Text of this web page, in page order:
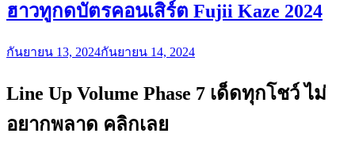
ฮาวทูกดบัตรคอนเสิร์ต Fujii Kaze 2024
กันยายน 13, 2024กันยายน 14, 2024
Line Up Volume Phase 7 เด็ดทุกโชว์ ไม่
อยากพลาด คลิกเลย